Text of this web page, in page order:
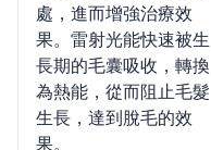
處，進而增強治療效
果。雷射光能快速被生
長期的毛囊吸收，轉換
為熱能，從而阻止毛髮
生長，達到脫毛的效
果。